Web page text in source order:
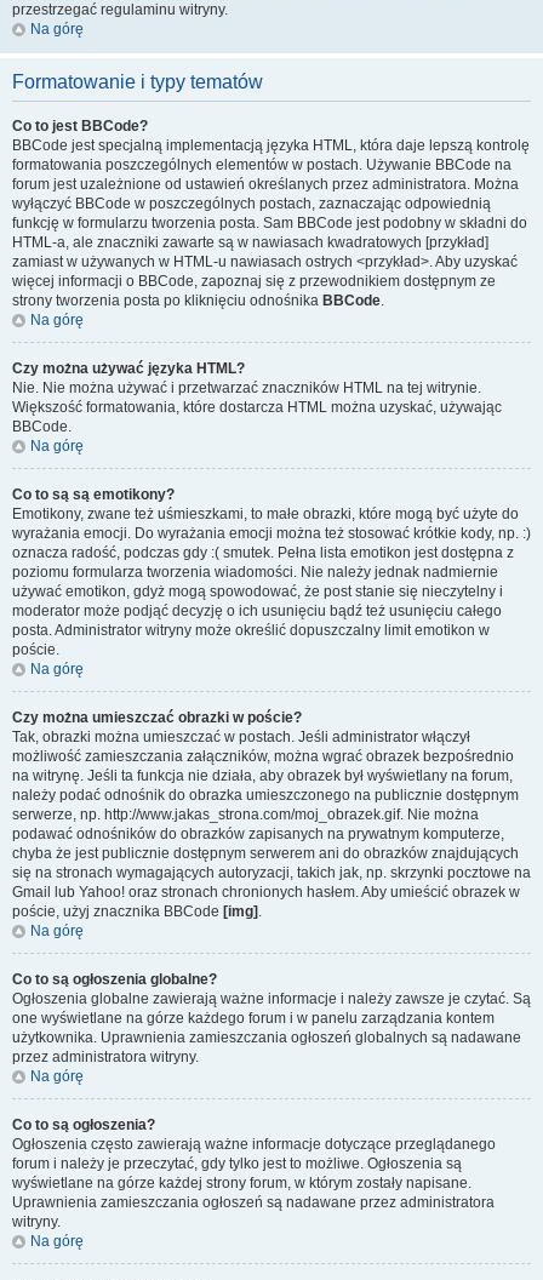
przestrzegać regulaminu witryny.
Na górę
Formatowanie i typy tematów
Co to jest BBCode?
BBCode jest specjalną implementacją języka HTML, która daje lepszą kontrolę
formatowania poszczególnych elementów w postach. Używanie BBCode na
forum jest uzależnione od ustawień określanych przez administratora. Można
wyłączyć BBCode w poszczególnych postach, zaznaczając odpowiednią
funkcję w formularzu tworzenia posta. Sam BBCode jest podobny w składni do
HTML-a, ale znaczniki zawarte są w nawiasach kwadratowych [przykład]
zamiast w używanych w HTML-u nawiasach ostrych <przykład>. Aby uzyskać
więcej informacji o BBCode, zapoznaj się z przewodnikiem dostępnym ze
strony tworzenia posta po kliknięciu odnośnika BBCode.
Na górę
Czy można używać języka HTML?
Nie. Nie można używać i przetwarzać znaczników HTML na tej witrynie.
Większość formatowania, które dostarcza HTML można uzyskać, używając
BBCode.
Na górę
Co to są są emotikony?
Emotikony, zwane też uśmieszkami, to małe obrazki, które mogą być użyte do
wyrażania emocji. Do wyrażania emocji można też stosować krótkie kody, np. :)
oznacza radość, podczas gdy :( smutek. Pełna lista emotikon jest dostępna z
poziomu formularza tworzenia wiadomości. Nie należy jednak nadmiernie
używać emotikon, gdyż mogą spowodować, że post stanie się nieczytelny i
moderator może podjąć decyzję o ich usunięciu bądź też usunięciu całego
posta. Administrator witryny może określić dopuszczalny limit emotikon w
poście.
Na górę
Czy można umieszczać obrazki w poście?
Tak, obrazki można umieszczać w postach. Jeśli administrator włączył
możliwość zamieszczania załączników, można wgrać obrazek bezpośrednio
na witrynę. Jeśli ta funkcja nie działa, aby obrazek był wyświetlany na forum,
należy podać odnośnik do obrazka umieszczonego na publicznie dostępnym
serwerze, np. http://www.jakas_strona.com/moj_obrazek.gif. Nie można
podawać odnośników do obrazków zapisanych na prywatnym komputerze,
chyba że jest publicznie dostępnym serwerem ani do obrazków znajdujących
się na stronach wymagających autoryzacji, takich jak, np. skrzynki pocztowe na
Gmail lub Yahoo! oraz stronach chronionych hasłem. Aby umieścić obrazek w
poście, użyj znacznika BBCode [img] .
Na górę
Co to są ogłoszenia globalne?
Ogłoszenia globalne zawierają ważne informacje i należy zawsze je czytać. Są
one wyświetlane na górze każdego forum i w panelu zarządzania kontem
użytkownika. Uprawnienia zamieszczania ogłoszeń globalnych są nadawane
przez administratora witryny.
Na górę
Co to są ogłoszenia?
Ogłoszenia często zawierają ważne informacje dotyczące przeglądanego
forum i należy je przeczytać, gdy tylko jest to możliwe. Ogłoszenia są
wyświetlane na górze każdej strony forum, w którym zostały napisane.
Uprawnienia zamieszczania ogłoszeń są nadawane przez administratora
witryny.
Na górę